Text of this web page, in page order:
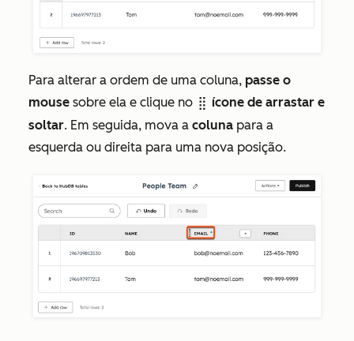
Para alterar a ordem de uma coluna, passe o
mouse sobre ela e clique no dragHandleIcon ícone de arrastar e
soltar. Em seguida, mova a coluna para a
esquerda ou direita para uma nova posição.